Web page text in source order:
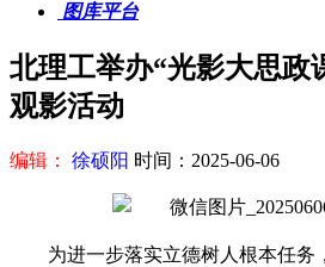
图库平台
北理工举办“光影大思政
观影活动
编辑： 徐硕阳 时间： 2025-06-06
为进一步落实立德树人根本任务